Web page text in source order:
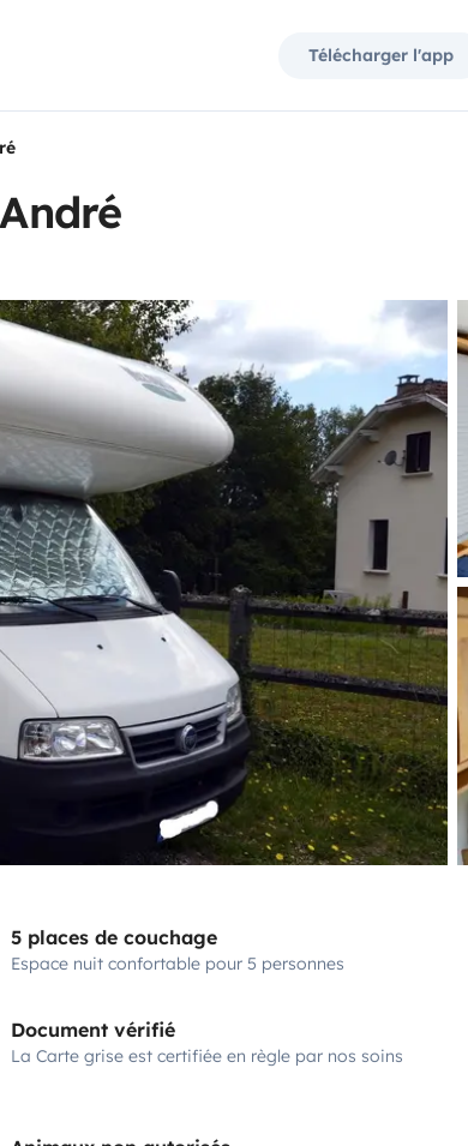
Télécharger l'app
5 places de couchage
Espace nuit confortable pour 5 personnes
Document vérifié
La Carte grise est certifiée en règle par nos soins